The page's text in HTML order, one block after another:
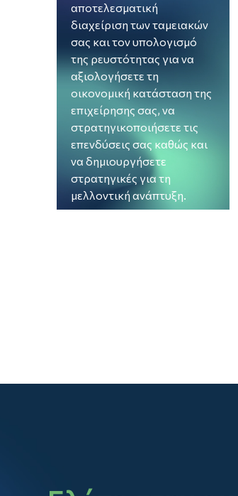
αποτελεσματική
διαχείριση των ταμειακών
σας και τον υπολογισμό
της ρευστότητας για να
αξιολογήσετε τη
οικονομική κατάσταση της
επιχείρησης σας, να
στρατηγικοποιήσετε τις
επενδύσεις σας καθώς και
να δημιουργήσετε
στρατηγικές για τη
μελλοντική ανάπτυξη.